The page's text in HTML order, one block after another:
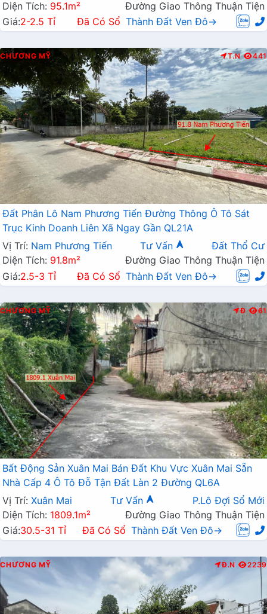
Diện Tích: 95.1m²
Đường Giao Thông Thuận Tiện
Giá:2-2.5 Tỉ Đã Có Sổ Thành Đất Ven Đô→
CHƯƠNG MỸ T.N 441
Đất Phân Lô Nam Phương Tiến Đường Thông Ô Tô Sát
Trục Kinh Doanh Liên Xã Ngay Gần QL21A
Vị Trí: Nam Phương Tiến Tư Vấn
Đất Thổ Cư
Diện Tích: 91.8m²
Đường Giao Thông Thuận Tiện
Giá:2.5-3 Tỉ Đã Có Sổ Thành Đất Ven Đô→
CHƯƠNG MỸ Đ 61
Bất Động Sản Xuân Mai Bán Đất Khu Vực Xuân Mai Sẵn
Nhà Cấp 4 Ô Tô Đỗ Tận Đất Làn 2 Đường QL6A
Vị Trí: Xuân Mai Tư Vấn
P.Lô Đợi Sổ Mới
Diện Tích: 1809.1m²
Đường Giao Thông Thuận Tiện
Giá:30.5-31 Tỉ Đã Có Sổ Thành Đất Ven Đô→
CHƯƠNG MỸ Đ.N 2239